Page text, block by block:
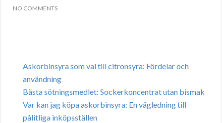
NO COMMENTS
Askorbinsyra som val till citronsyra: Fördelar och
användning
Bästa sötningsmedlet: Sockerkoncentrat utan bismak
Var kan jag köpa askorbinsyra: En vägledning till
pålitliga inköpsställen